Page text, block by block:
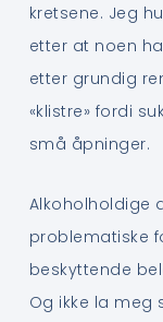
kretsene. Jeg
etter at noen
etter grundig
«klistre» fordi
små åpninger.
Alkoholholdige
problematiske
beskyttende
Og ikke la meg